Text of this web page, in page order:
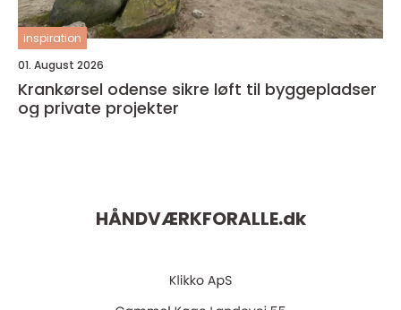
inspiration
01. August 2026
Krankørsel odense sikre løft til byggepladser
og private projekter
HÅNDVÆRKFORALLE.dk